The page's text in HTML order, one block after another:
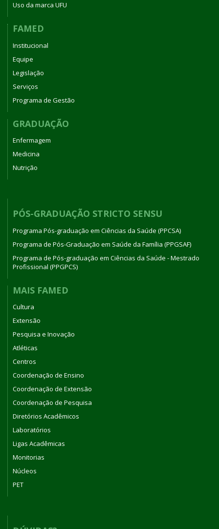
Uso da marca UFU
FAMED
Institucional
Equipe
Legislação
Serviços
Programa de Gestão
GRADUAÇÃO
Enfermagem
Medicina
Nutrição
PÓS-GRADUAÇÃO STRICTO SENSU
Programa Pós-graduação em Ciências da Saúde (PPCSA)
Programa de Pós-Graduação em Saúde da Família (PPGSAF)
Programa de Pós-graduação em Ciências da Saúde - Mestrado
Profissional (PPGPCS)
MAIS FAMED
Cultura
Extensão
Pesquisa e Inovação
Atléticas
Centros
Coordenação de Ensino
Coordenação de Extensão
Coordenação de Pesquisa
Diretórios Acadêmicos
Laboratórios
Ligas Acadêmicas
Monitorias
Núcleos
PET